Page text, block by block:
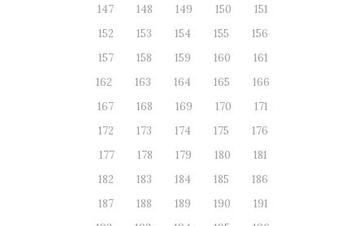
147
148 149 150
151
152
153 154 155
156
157
158 159 160
161
162
163 164 165
166
167
168 169 170
171
172
173 174 175
176
177
178 179 180
181
182
183 184 185
186
187
188 189 190
191